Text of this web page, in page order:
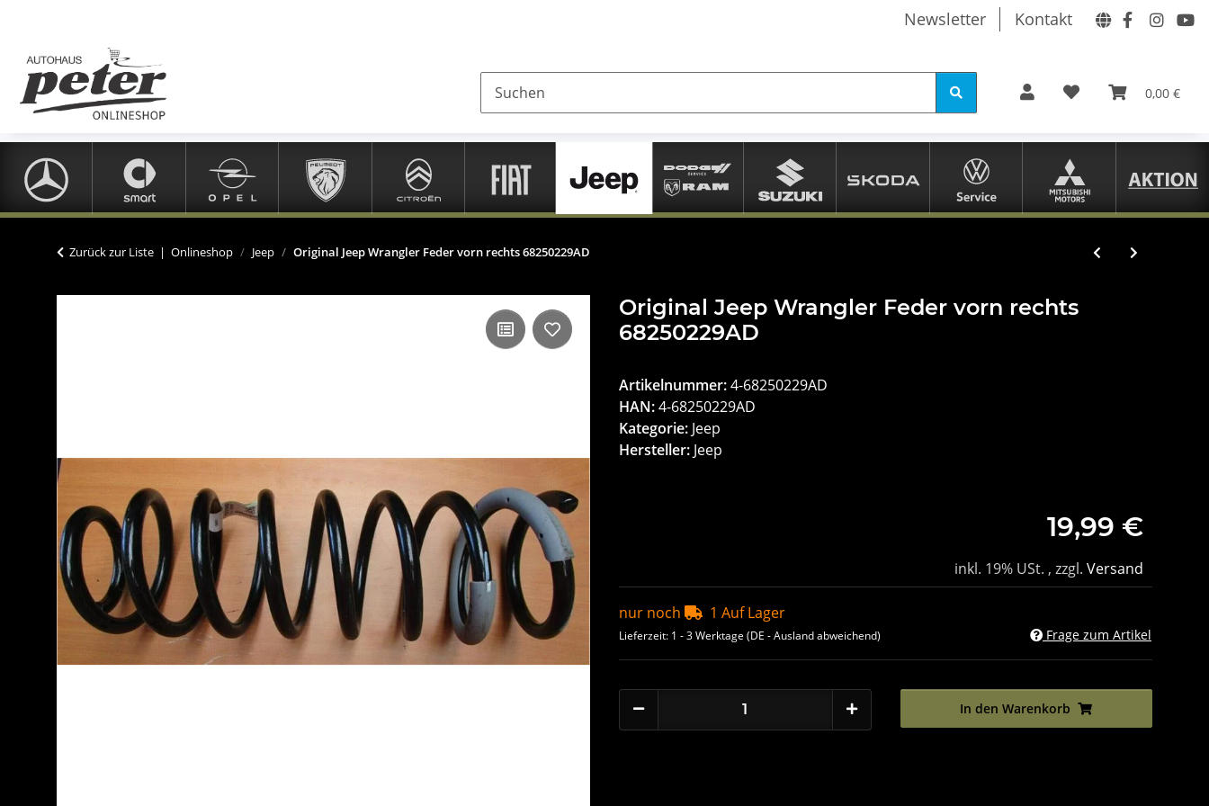
Newsletter Kontakt
0,00 €
Zurück zur Liste Onlineshop Jeep Original Jeep Wrangler Feder vorn rechts 68250229AD
Original Jeep Wrangler Feder vorn rechts
68250229AD
Artikelnummer:4-68250229AD
HAN:4-68250229AD
Kategorie: Jeep
Hersteller: Jeep
19,99 €
inkl. 19% USt. , zzgl. Versand
nur noch 1 Auf Lager
Lieferzeit: 1 - 3 Werktage (DE - Ausland abweichend) Frage zum Artikel
In den Warenkorb